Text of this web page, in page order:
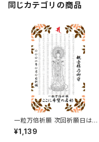
同じカテゴリの商品
一粒万倍祈願 次回祈願日は二
〇二六年三月十七日となり、発
送は祈願日当日以降で購入順と
¥1,139